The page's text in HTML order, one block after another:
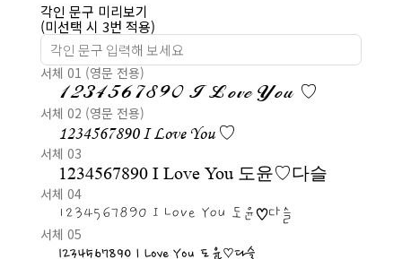
각인 문구 미리보기
(미선택 시 3번 적용)
서체 01 (영문 전용)
1234567890 I Love You ♡
서체 02 (영문 전용)
1234567890 I Love You ♡
서체 03
1234567890 I Love You 도윤♡다슬
서체 04
1234567890 I Love You 도윤♡다슬
서체 05
1234567890 I Love You 도윤♡다슬